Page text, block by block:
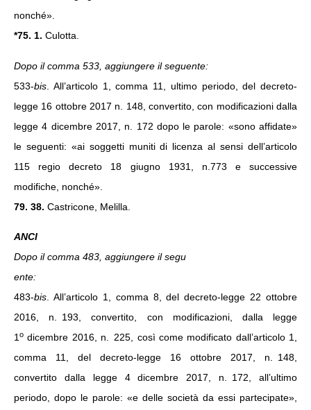
nonché».
*75. 1. Culotta.
Dopo il comma 533, aggiungere il seguente:
533-bis . All’articolo 1, comma 11, ultimo periodo, del decreto-
legge 16 ottobre 2017 n. 148, convertito, con modificazioni dalla
legge 4 dicembre 2017, n. 172 dopo le parole: «sono affidate»
le seguenti: «ai soggetti muniti di licenza al sensi dell’articolo
115 regio decreto 18 giugno 1931, n.773 e successive
modifiche, nonché».
79. 38. Castricone, Melilla.
ANCI
Dopo il comma 483, aggiungere il segu
ente:
483-bis . All’articolo 1, comma 8, del decreto-legge 22 ottobre
2016, n. 193, convertito, con modificazioni, dalla legge
1 o dicembre 2016, n. 225, così come modificato dall’articolo 1,
comma 11, del decreto-legge 16 ottobre 2017, n. 148,
convertito dalla legge 4 dicembre 2017, n. 172, all’ultimo
periodo, dopo le parole: «e delle società da essi partecipate»,